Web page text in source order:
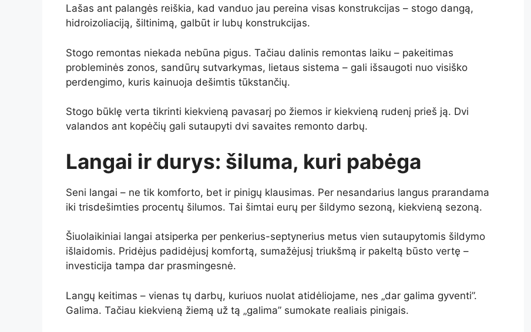
Lašas ant palangės reiškia, kad vanduo jau pereina visas konstrukcijas – stogo dangą,
hidroizoliaciją, šiltinimą, galbūt ir lubų konstrukcijas.
Stogo remontas niekada nebūna pigus. Tačiau dalinis remontas laiku – pakeitimas
probleminės zonos, sandūrų sutvarkymas, lietaus sistema – gali išsaugoti nuo visiško
perdengimo, kuris kainuoja dešimtis tūkstančių.
Stogo būklę verta tikrinti kiekvieną pavasarį po žiemos ir kiekvieną rudenį prieš ją. Dvi
valandos ant kopėčių gali sutaupyti dvi savaites remonto darbų.
Langai ir durys: šiluma, kuri pabėga
Seni langai – ne tik komforto, bet ir pinigų klausimas. Per nesandarius langus prarandama
iki trisdešimties procentų šilumos. Tai šimtai eurų per šildymo sezoną, kiekvieną sezoną.
Šiuolaikiniai langai atsiperka per penkerius-septynerius metus vien sutaupytomis šildymo
išlaidomis. Pridėjus padidėjusį komfortą, sumažėjusį triukšmą ir pakeltą būsto vertę –
investicija tampa dar prasmingesnė.
Langų keitimas – vienas tų darbų, kuriuos nuolat atidėliojame, nes „dar galima gyventi”.
Galima. Tačiau kiekvieną žiemą už tą „galima” sumokate realiais pinigais.